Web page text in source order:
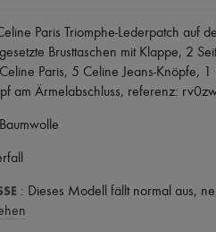
Paris Triomphe-Lederpatch auf
Brusttaschen mit Klappe, 2
Paris, 5 Celine Jeans-Knöpfe,
am Ärmelabschluss, referenz:
: Dieses Modell fällt normal aus,